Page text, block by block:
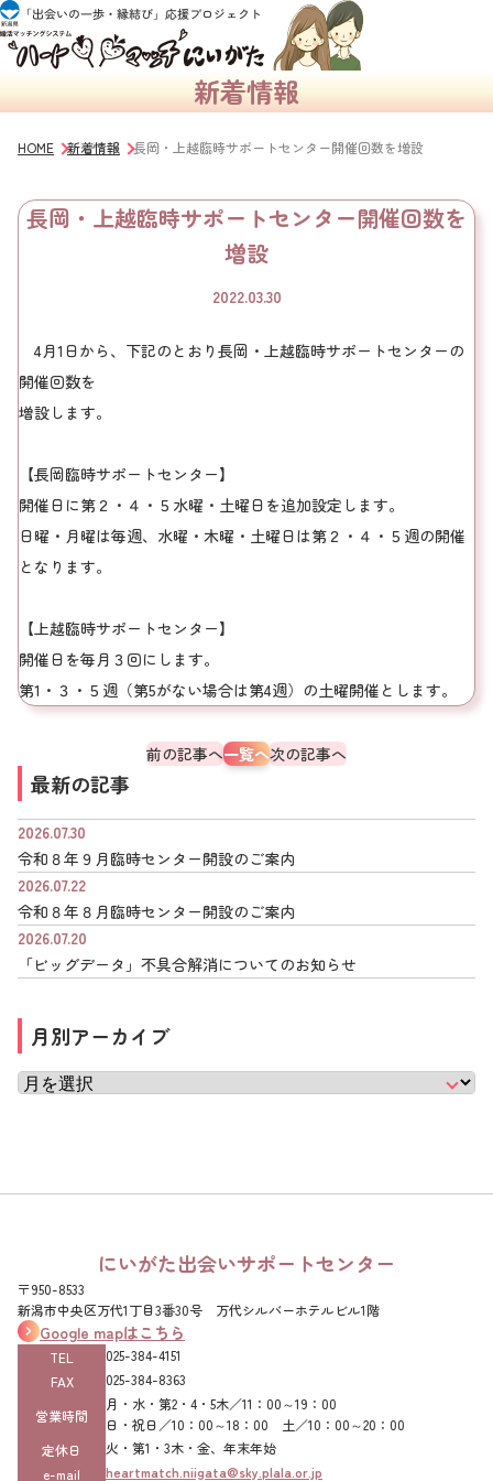
新着情報
HOME 新着情報 長岡・上越臨時サポートセンター開催回数を増設
長岡・上越臨時サポートセンター開催回数を
増設
2022.03.30
4月1日から、下記のとおり長岡・上越臨時サポートセンターの
開催回数を
増設します。
【長岡臨時サポートセンター】
開催日に第２・４・５水曜・土曜日を追加設定します。
日曜・月曜は毎週、水曜・木曜・土曜日は第２・４・５週の開催
となります。
【上越臨時サポートセンター】
開催日を毎月３回にします。
第1・３・５週（第5がない場合は第4週）の土曜開催とします。
前の記事へ一覧へ次の記事へ
最新の記事
2026.07.30
令和８年９月臨時センター開設のご案内
2026.07.22
令和８年８月臨時センター開設のご案内
2026.07.20
「ビッグデータ」不具合解消についてのお知らせ
月別アーカイブ
にいがた出会いサポートセンター
〒950-8533
新潟市中央区万代1丁目3番30号 万代シルバーホテルビル1階
Google mapはこちら
TEL
025-384-4151‌
FAX
025-384-8363‌
営業時間
月・水・第2・4・5木／11：00～19：00
日・祝日／10：00～18：00 土／10：00～20：00
定休日
火・第1・3木・金、年末年始
e-mail
heartmatch.niigata@sky.plala.or.jp